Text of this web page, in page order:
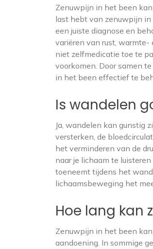
Zenuwpijn in het been
last hebt van zenuwpijn in
een juiste diagnose en
variëren van rust,
niet zelfmedicatie toe te
voorkomen. Door samen
in het been effectief te
Is wandelen
Ja, wandelen kan gunstig
versterken, de
het verminderen van de
naar je lichaam te
toeneemt tijdens het
lichaamsbeweging het
Hoe lang kan
Zenuwpijn in het been
aandoening. In sommige